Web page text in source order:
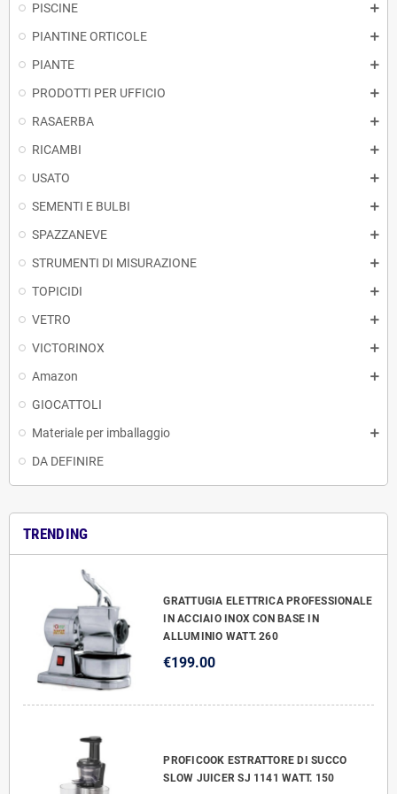
PISCINE
PIANTINE ORTICOLE
PIANTE
PRODOTTI PER UFFICIO
RASAERBA
RICAMBI
USATO
SEMENTI E BULBI
SPAZZANEVE
STRUMENTI DI MISURAZIONE
TOPICIDI
VETRO
VICTORINOX
Amazon
GIOCATTOLI
Materiale per imballaggio
DA DEFINIRE
TRENDING
GRATTUGIA ELETTRICA PROFESSIONALE
IN ACCIAIO INOX CON BASE IN
ALLUMINIO WATT. 260
€199.00
PROFICOOK ESTRATTORE DI SUCCO
SLOW JUICER SJ 1141 WATT. 150